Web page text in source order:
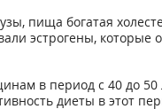
пища богатая
эстрогены, которые
в период с 40 до
диеты в этот